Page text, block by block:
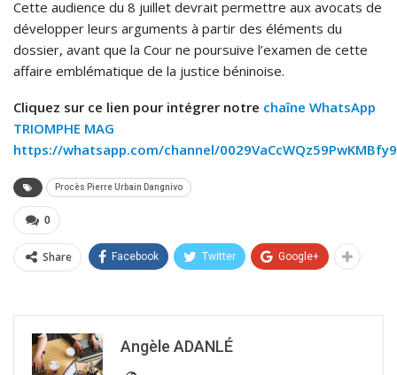
Cette audience du 8 juillet devrait permettre aux avocats de
développer leurs arguments à partir des éléments du
dossier, avant que la Cour ne poursuive l’examen de cette
affaire emblématique de la justice béninoise.
Cliquez sur ce lien pour intégrer notre chaîne WhatsApp
TRIOMPHE MAG
https://whatsapp.com/channel/
Procès Pierre Urbain Dangnivo
0
Share Facebook Twitter Google+
Angèle ADANLÉ